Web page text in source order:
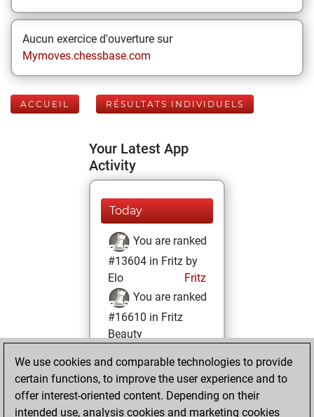
Aucun exercice d'ouverture sur
Mymoves.chessbase.com
ACCUEIL RÉSULTATS INDIVIDUELS
Your Latest App
Activity
Today
You are ranked
#13604 in Fritz by
Elo
Fritz
You are ranked
#16610 in Fritz
Beauty
dimanche, avril
28, 2024
You achieved a
We use cookies and comparable technologies to provide
certain functions, to improve the user experience and to
offer interest-oriented content. Depending on their
intended use, analysis cookies and marketing cookies